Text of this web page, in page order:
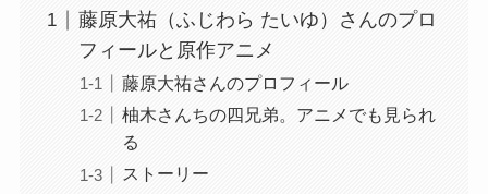
藤原大祐（ふじわら たいゆ）さんのプロ
フィールと原作アニメ
藤原大祐さんのプロフィール
柚木さんちの四兄弟。アニメでも見られ
る
ストーリー